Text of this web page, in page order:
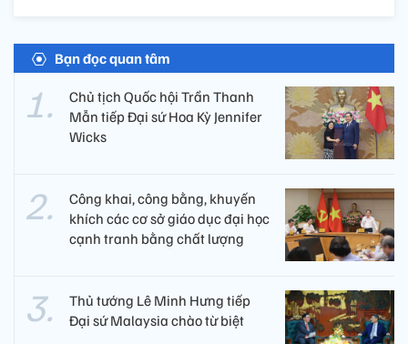
Bạn đọc quan tâm
Chủ tịch Quốc hội Trần Thanh
Mẫn tiếp Đại sứ Hoa Kỳ Jennifer
Wicks
Công khai, công bằng, khuyến
khích các cơ sở giáo dục đại học
cạnh tranh bằng chất lượng​
Thủ tướng Lê Minh Hưng tiếp
Đại sứ Malaysia chào từ biệt